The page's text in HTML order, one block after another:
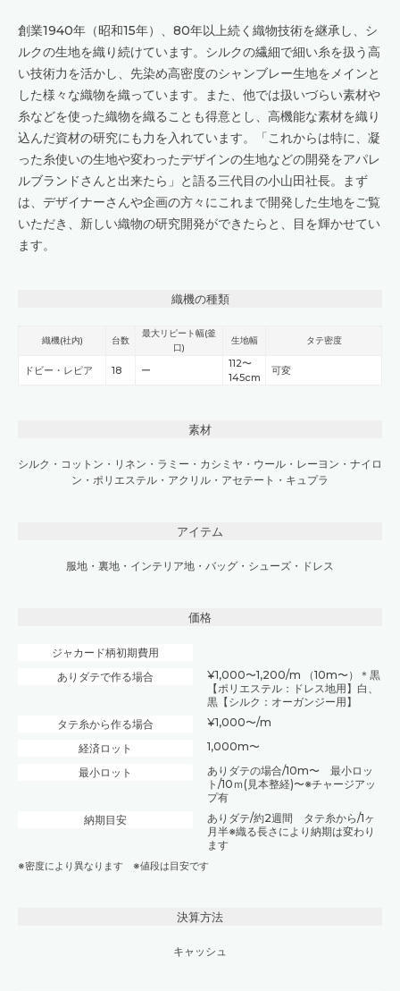
創業1940年（昭和15年）、80年以上続く織物技術を継承し、シ
ルクの生地を織り続けています。シルクの繊細で細い糸を扱う高
い技術力を活かし、先染め高密度のシャンブレー生地をメインと
した様々な織物を織っています。また、他では扱いづらい素材や
糸などを使った織物を織ることも得意とし、高機能な素材を織り
込んだ資材の研究にも力を入れています。「これからは特に、凝
った糸使いの生地や変わったデザインの生地などの開発をアパレ
ルブランドさんと出来たら」と語る三代目の小山田社長。まず
は、デザイナーさんや企画の方々にこれまで開発した生地をご覧
いただき、新しい織物の研究開発ができたらと、目を輝かせてい
ます。
織機の種類
織機(社内) 台数
最大リピート幅(釜
口)
生地幅 タテ密度
ドビー・レピア 18 ー
112〜
145cm
可変
素材
シルク ・ コットン ・ リネン ・ ラミー ・ カシミヤ ・ ウール ・ レーヨン ・ ナイロ
ン ・ ポリエステル ・ アクリル ・ アセテート ・ キュプラ
アイテム
服地 ・ 裏地 ・ インテリア地 ・ バッグ・シューズ ・ ドレス
価格
ジャカード柄初期費用
ありダテで作る場合
¥1,000〜1,200/m （10m〜）＊黒
【ポリエステル：ドレス地用】白、
黒【シルク：オーガンジー用】
タテ糸から作る場合
¥1,000〜/m
経済ロット
1,000m〜
最小ロット
ありダテの場合/10m〜 最小ロッ
ト/10ｍ(見本整経)〜※チャージアッ
プ有
納期目安
ありダテ/約2週間 タテ糸から/1ヶ
月半※織る長さにより納期は変わり
ます
※密度により異なります ※値段は目安です
決算方法
キャッシュ